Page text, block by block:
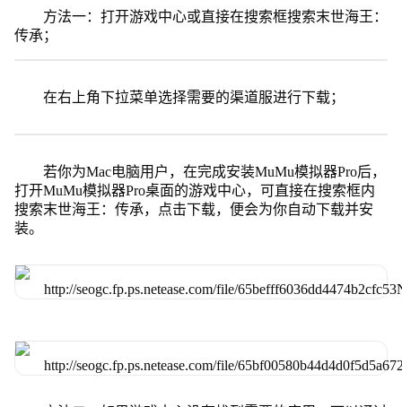
方法一：打开游戏中心或直接在搜索框搜索末世海王：
传承；
在右上角下拉菜单选择需要的渠道服进行下载；
若你为Mac电脑用户，在完成安装MuMu模拟器Pro后，
打开MuMu模拟器Pro桌面的游戏中心，可直接在搜索框内
搜索末世海王：传承，点击下载，便会为你自动下载并安
装。